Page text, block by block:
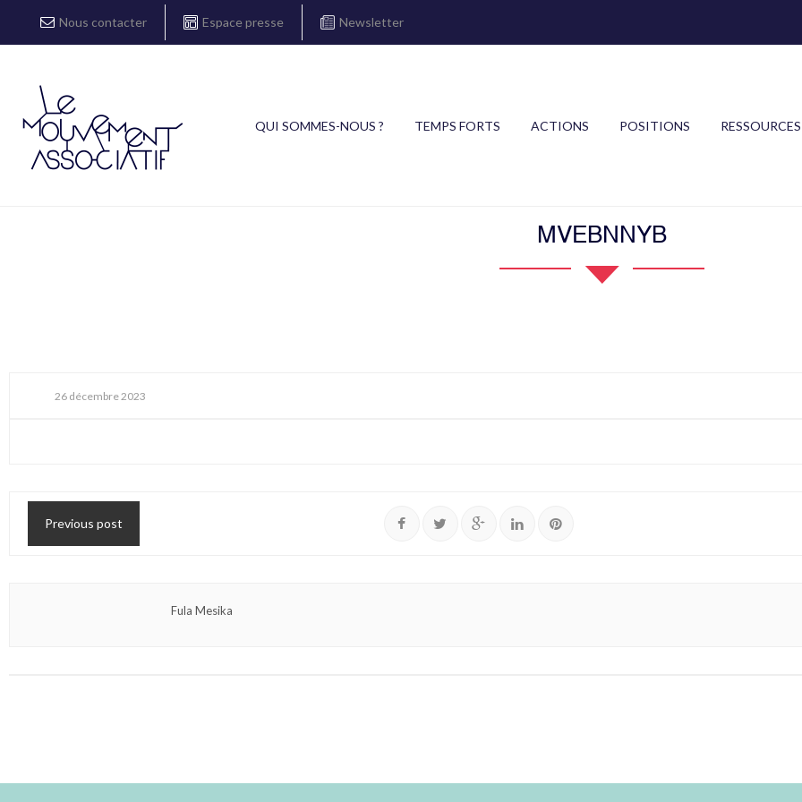
Nous contacter Espace presse Newsletter
QUI SOMMES-NOUS ? TEMPS FORTS ACTIONS POSITIONS RESSOURCES
MVEBNNYB
26 décembre 2023
Previous post
Fula Mesika